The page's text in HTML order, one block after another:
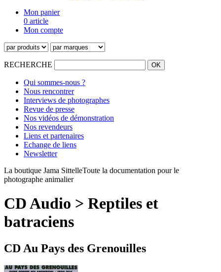
Mon panier
0 article
Mon compte
RECHERCHE
Qui sommes-nous ?
Nous rencontrer
Interviews de photographes
Revue de presse
Nos vidéos de démonstration
Nos revendeurs
Liens et partenaires
Echange de liens
Newsletter
La boutique Jama SittelleToute la documentation pour le
photographe animalier
CD Audio > Reptiles et
batraciens
CD Au Pays des Grenouilles